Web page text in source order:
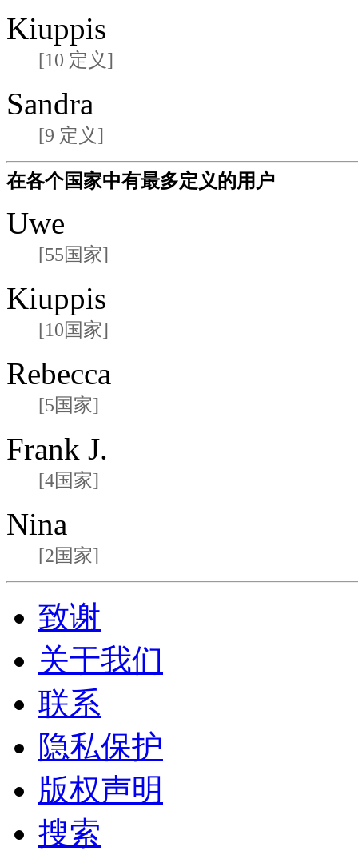
Kiuppis
[10 定义]
Sandra
[9 定义]
在各个国家中有最多定义的用户
Uwe
[55国家]
Kiuppis
[10国家]
Rebecca
[5国家]
Frank J.
[4国家]
Nina
[2国家]
致谢
关于我们
联系
隐私保护
版权声明
搜索